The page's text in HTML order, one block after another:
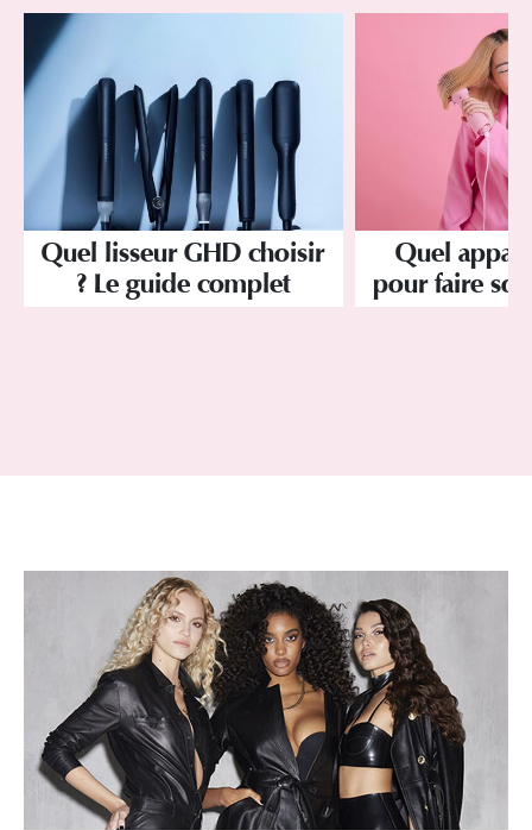
Quel lisseur GHD choisir
? Le guide complet
Quel
pour faire